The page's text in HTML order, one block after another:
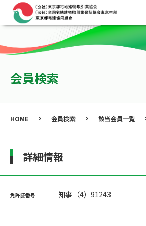
会員検索
HOME 会員検索 該当会員一覧
詳細情報
免許証番号 知事（4）91243